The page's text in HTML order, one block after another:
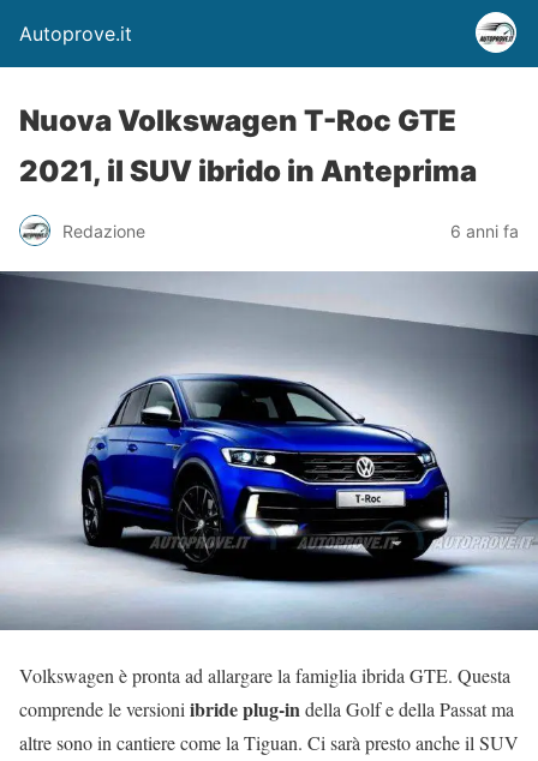
Autoprove.it
Nuova Volkswagen T-Roc GTE
2021, il SUV ibrido in Anteprima
Redazione 6 anni fa
Volkswagen è pronta ad allargare la famiglia ibrida GTE. Questa
comprende le versioni ibride plug-indella Golf e della Passat ma
altre sono in cantiere come la Tiguan. Ci sarà presto anche il SUV